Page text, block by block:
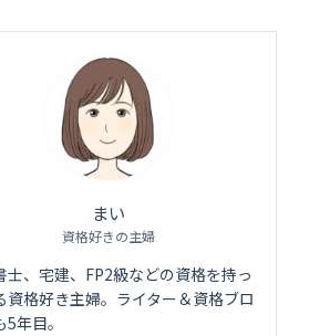
まい
資格好きの主婦
士、宅建、FP2級などの資格を持っ
資格好き主婦。ライター＆資格ブロ
年目。